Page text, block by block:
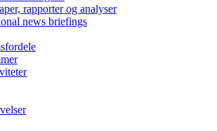
rapporter og analyser
news briefings